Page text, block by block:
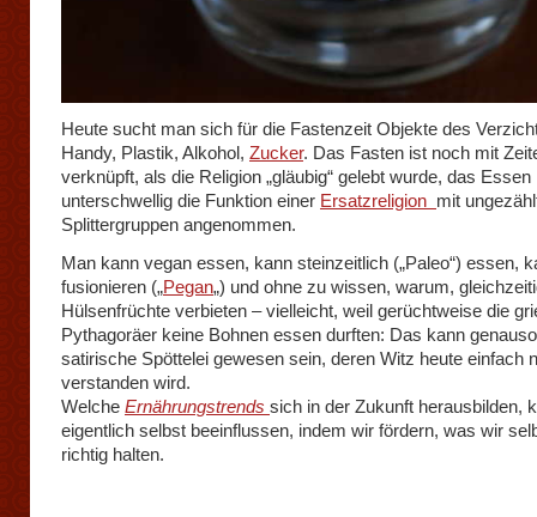
Heute sucht man sich für die Fastenzeit Objekte des
Handy, Plastik, Alkohol, Zucker. Das Fasten ist noch mit
verknüpft, als die Religion „gläubig“ gelebt wurde, das Essen
unterschwellig die Funktion einer Ersatzreligion mit
Splittergruppen angenommen.
Man kann vegan essen, kann steinzeitlich („Paleo“) essen,
fusionieren („Pegan„) und ohne zu wissen, warum,
Hülsenfrüchte verbieten – vielleicht, weil gerüchtweise die
Pythagoräer keine Bohnen essen durften: Das kann
satirische Spöttelei gewesen sein, deren Witz heute einfach
verstanden wird.
Welche Ernährungstrends sich in der Zukunft herausbilden,
eigentlich selbst beeinflussen, indem wir fördern, was wir
richtig halten.